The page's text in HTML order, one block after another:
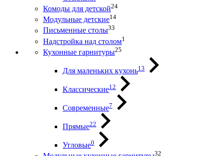
Комоды для детской24
Модульные детские14
Письменные столы33
Надстройка над столом1
Кухонные гарнитуры25
Для маленьких кухонь13
Классические12
Современные7
Прямые22
Угловые0
32